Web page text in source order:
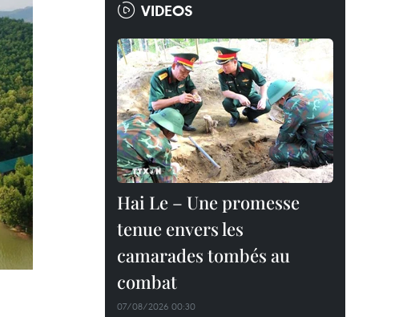
VIDEOS
Hai Le – Une promesse
tenue envers les
camarades tombés au
combat
07/08/2026 00:30